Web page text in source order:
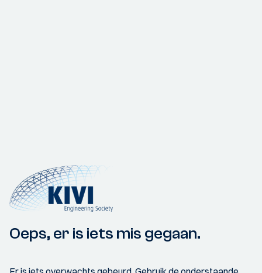
Oeps, er is iets mis gegaan.